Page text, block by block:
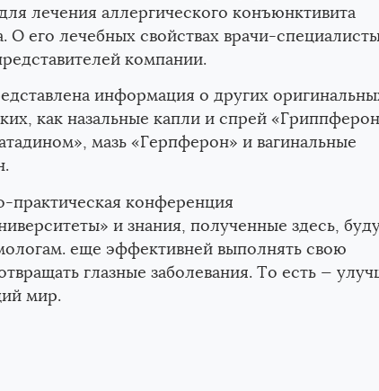
лечения аллергического конъюнктивита
О его лечебных свойствах врачи-
компании.
информация о других
как назальные капли и спрей
мазь «Герпферон» и вагинальные
практическая конференция
и знания, полученные здесь,
еще эффективней выполнять свою
глазные заболевания. То есть —
мир.